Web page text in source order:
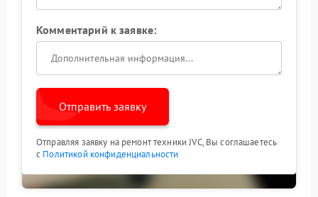
Комментарий к заявке:
Отправить заявку
Отправляя заявку на ремонт техники JVC, Вы соглашаетесь
с Политикой конфиденциальности